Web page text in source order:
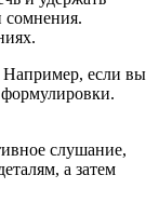
сомнения.
Например, если вы
слушание,
а затем